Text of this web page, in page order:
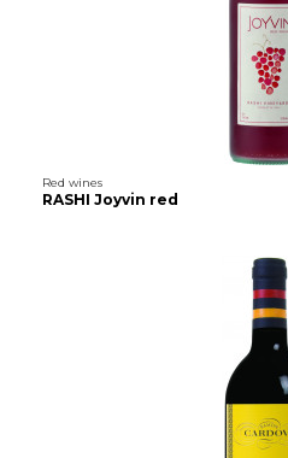
Red wines
RASHI Joyvin red